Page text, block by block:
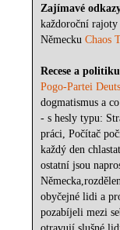
Zajímavé
každoroční
NěmeckuChaos
Recese a politiku
Pogo-Partei
dogmatismus a
- s hesly typu:
práci, Počítač
každý den
ostatní jsou
obyčejné lidi a
pozabíjeli mezi